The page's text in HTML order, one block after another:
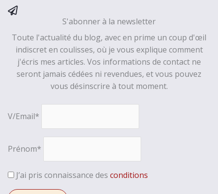
S'abonner à la newsletter
Toute l'actualité du blog, avec en prime un coup d'œil
indiscret en coulisses, où je vous explique comment
j'écris mes articles. Vos informations de contact ne
seront jamais cédées ni revendues, et vous pouvez
vous désinscrire à tout moment.
V/Email*
Prénom*
J’ai pris connaissance des conditions